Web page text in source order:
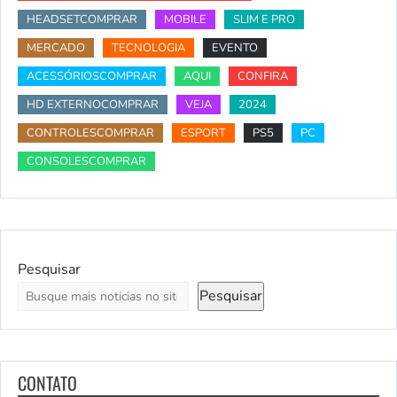
HEADSETCOMPRAR
MOBILE
SLIM E PRO
MERCADO
TECNOLOGIA
EVENTO
ACESSÓRIOSCOMPRAR
AQUI
CONFIRA
HD EXTERNOCOMPRAR
VEJA
2024
CONTROLESCOMPRAR
ESPORT PS5
PC
CONSOLESCOMPRAR
Pesquisar
Pesquisar
CONTATO